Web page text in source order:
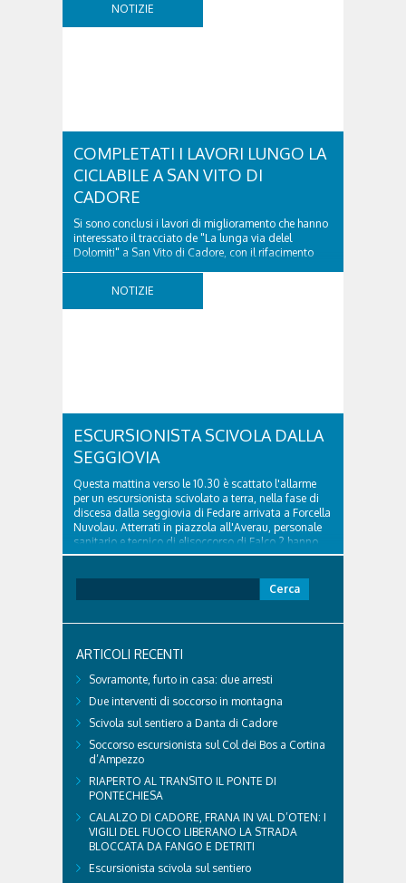
NOTIZIE
COMPLETATI I LAVORI LUNGO LA
CICLABILE A SAN VITO DI
CADORE
Si sono conclusi i lavori di miglioramento che hanno
interessato il tracciato de "La lunga via delel
Dolomiti" a San Vito di Cadore, con il rifacimento
appositi dissuasori in corrispondenza...
NOTIZIE
ESCURSIONISTA SCIVOLA DALLA
SEGGIOVIA
Questa mattina verso le 10.30 è scattato l'allarme
per un escursionista scivolato a terra, nella fase di
discesa dalla seggiovia di Fedare arrivata a Forcella
Nuvolau. Atterrati in piazzola all'Averau, personale
sanitario e tecnico di elisoccorso di Falco 2 hanno
raggiunto il 74enne di Teolo...
per:
ARTICOLI RECENTI
Sovramonte, furto in casa: due arresti
Due interventi di soccorso in montagna
Scivola sul sentiero a Danta di Cadore
Soccorso escursionista sul Col dei Bos a Cortina
d’Ampezzo
RIAPERTO AL TRANSITO IL PONTE DI
PONTECHIESA
CALALZO DI CADORE, FRANA IN VAL D’OTEN: I
VIGILI DEL FUOCO LIBERANO LA STRADA
BLOCCATA DA FANGO E DETRITI
Escursionista scivola sul sentiero